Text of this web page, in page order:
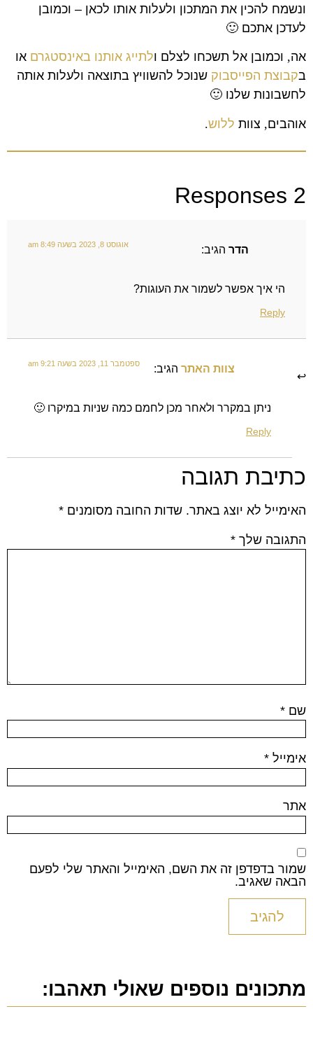
ונשמח להכין את המתכון ולעלות אותו לכאן – וכמובן
לעדכן אתכם 🙂
אה, וכמובן אל תשכחו לצלם ולתייג אותנו באינסטגרם או
בקבוצת הפייסבוק שנוכל להשוויץ בתוצאה ולעלות אותה
לחשבונות שלנו 🙂
אוהבים, צוות ללוש.
2 Responses
הדר הגיב: אוגוסט 8, 2023 בשעה 8:49 am
הי איך אפשר לשמור את העוגות?
Reply
צוות האתר הגיב: ספטמבר 11, 2023 בשעה 9:21 am
ניתן במקרר ולאחר מכן לחמם כמה שניות במיקרו 🙂
Reply
כתיבת תגובה
האימייל לא יוצג באתר. שדות החובה מסומנים *
התגובה שלך *
שם *
אימייל *
אתר
שמור בדפדפן זה את השם, האימייל והאתר שלי לפעם
הבאה שאגיב.
מתכונים נוספים שאולי תאהבו: